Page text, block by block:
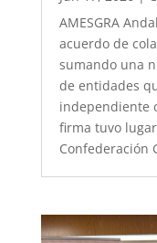
AMESGRA
acuerdo de
sumando una
de entidades
independiente
firma tuvo
Confederación